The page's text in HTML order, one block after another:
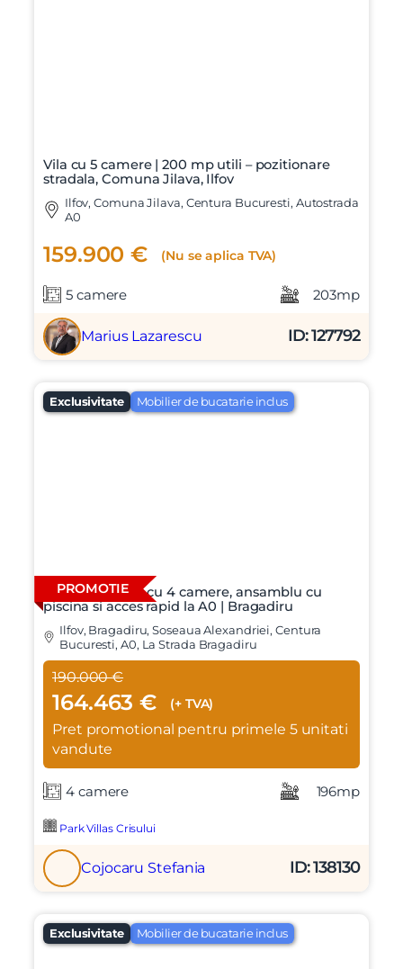
Vila cu 5 camere | 200 mp utili – pozitionare
stradala, Comuna Jilava, Ilfov
Ilfov, Comuna Jilava, Centura Bucuresti, Autostrada
A0
159.900 € (Nu se aplica TVA)
5 camere 203mp
Marius Lazarescu ID: 127792
Exclusivitate Mobilier de bucatarie inclus
PROMOTIE
Vila individuala cu 4 camere, ansamblu cu
piscina si acces rapid la A0 | Bragadiru
Ilfov, Bragadiru, Soseaua Alexandriei, Centura
Bucuresti, A0, La Strada Bragadiru
190.000 €
164.463 € (+ TVA)
Pret promotional pentru primele 5 unitati
vandute
4 camere 196mp
Park Villas Crisului
Cojocaru Stefania ID: 138130
Exclusivitate Mobilier de bucatarie inclus
Sunt de acord cuprelucrarea datelor cu caracter personal